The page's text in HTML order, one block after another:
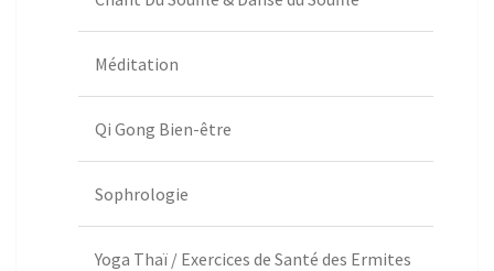
Méditation
Qi Gong Bien-être
Sophrologie
Yoga Thaï / Exercices de Santé des Ermites